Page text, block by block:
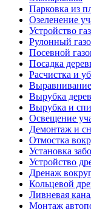
Парковка из
Озеленение
Устройство
Рулонный
Посевной
Посадка
Расчистка и
Выравнивание
Вырубка
Вырубка и
Освещение
Демонтаж и
Отмостка
Установка
Устройство
Дренаж
Кольцевой
Ливневая
Монтаж